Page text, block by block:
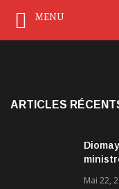
ARTICLES
Mai 22,
MENU